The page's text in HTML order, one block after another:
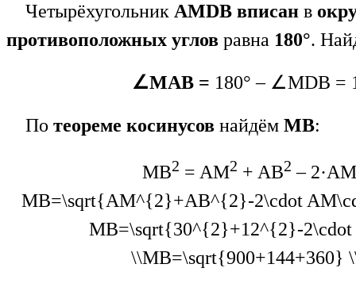
Четырёхугольник AMDB вписан в
противоположных углов равна 180°.
∠MAB = 180° – ∠MDB =
По теореме косинусов найдём MB:
MB2 = AM2 + AB2 –
MB=\sqrt{AM^{2}+AB^{2}-2\cdot
MB=\sqrt{30^{2}+12^{2}-2\cdot
\\MB=\sqrt{900+144+360}